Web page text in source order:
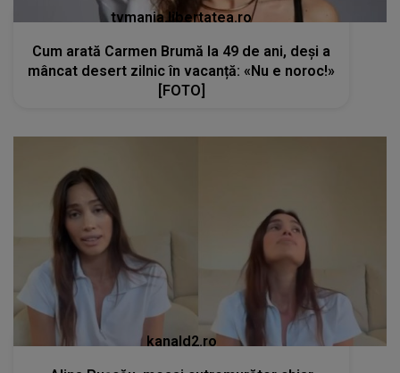
tvmania.libertatea.ro
Cum arată Carmen Brumă la 49 de ani, deși a
mâncat desert zilnic în vacanță: «Nu e noroc!»
[FOTO]
kanald2.ro